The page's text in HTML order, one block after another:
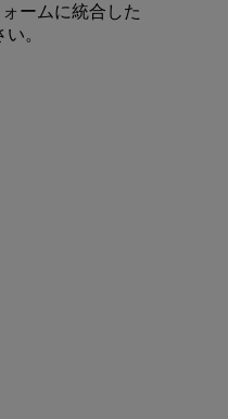
ームに統合した
。